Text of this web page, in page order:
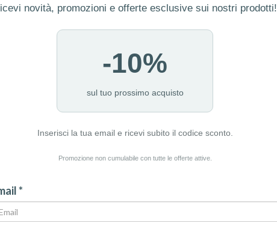
GIOIELLI MODA OROLOGI
novità, promozioni e offerte esclusive sui nostri prodotti!
-10%
sul tuo prossimo acquisto
Inserisci la tua email e ricevi subito il codice sconto.
Promozione non cumulabile con tutte le offerte attive.
*